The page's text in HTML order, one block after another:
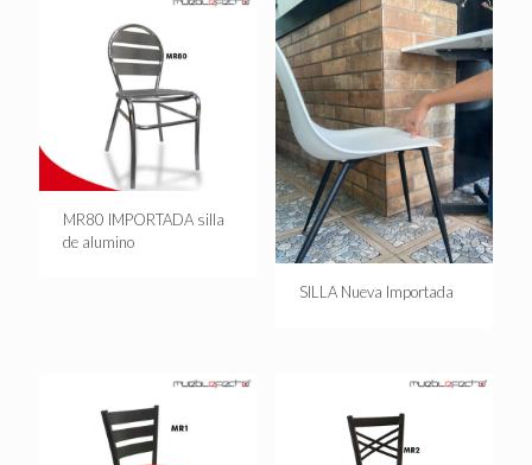
MR80 IMPORTADA silla
de alumino
SILLA Nueva Importada